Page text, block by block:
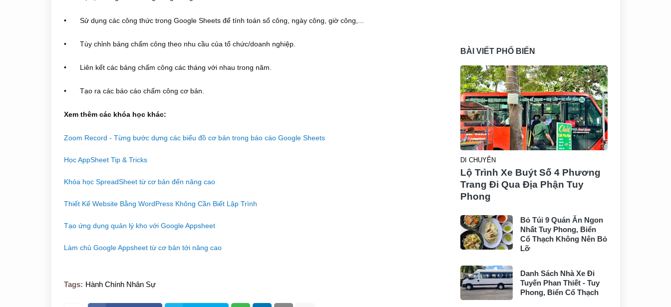
• Sử dụng các công thức trong Google Sheets để tính toán số công, ngày công, giờ công,...
• Tùy chỉnh bảng chấm công theo nhu cầu của tổ chức/doanh nghiệp.
• Liên kết các bảng chấm công các tháng với nhau trong năm.
• Tạo ra các báo cáo chấm công cơ bản.
Xem thêm các khóa học khác:
Zoom Record - Từng bước dựng các biểu đồ cơ bản trong báo cáo Google Sheets
Học AppSheet Tip & Tricks
Khóa học SpreadSheet từ cơ bản đến nâng cao
Thiết Kế Website Bằng WordPress Không Cần Biết Lập Trình
Tạo ứng dụng quản lý kho với Google Appsheet
Làm chủ Google Appsheet từ cơ bản tới nâng cao
Tags: Hành Chính Nhân Sự
BÀI VIẾT PHỔ BIẾN
DI CHUYỂN
Lộ Trình Xe Buýt Số 4 Phương
Trang Đi Qua Địa Phận Tuy
Phong
Bỏ Túi 9 Quán Ăn Ngon
Nhất Tuy Phong, Biển
Cổ Thạch Không Nên Bỏ
Lỡ
Danh Sách Nhà Xe Đi
Tuyến Phan Thiết - Tuy
Phong, Biển Cổ Thạch